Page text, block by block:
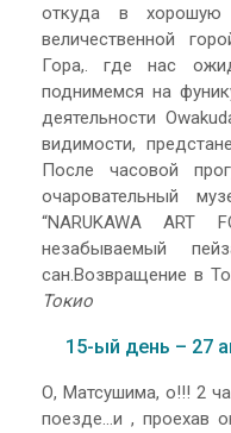
откуда в хорошую
величественной
Гора,. где нас
поднимемся на
деятельности
видимости,
После часовой
очаровательный
“NARUKAWA ART
незабываемый
сан.Возвращение в
Токио
15-ый день – 27
О, Матсушима, о!!! 2
поезде…и , проехав